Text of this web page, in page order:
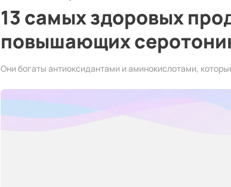
13 самых здоровых
повышающих
Они богаты антиоксидантами и аминокислотами,